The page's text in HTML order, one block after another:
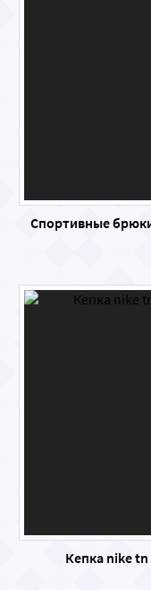
Спортивные
Кепка nike tn